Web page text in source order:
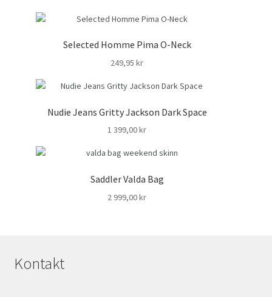
Selected Homme Pima O-Neck
249,95 kr
Nudie Jeans Gritty Jackson Dark Space
1 399,00kr
Saddler Valda Bag
2 999,00kr
Kontakt